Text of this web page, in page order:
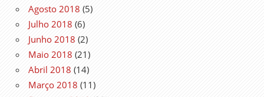
Agosto 2018 (5)
Julho 2018 (6)
Junho 2018 (2)
Maio 2018 (21)
Abril 2018 (14)
Março 2018 (11)